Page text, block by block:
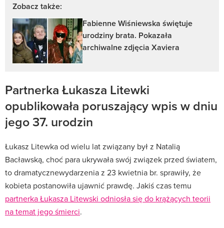
Zobacz także:
Fabienne Wiśniewska świętuje
urodziny brata. Pokazała
archiwalne zdjęcia Xaviera
Partnerka Łukasza Litewki
opublikowała poruszający wpis w dniu
jego 37. urodzin
Łukasz Litewka od wielu lat związany był z Natalią
Bacławską, choć para ukrywała swój związek przed światem,
to dramatycznewydarzenia z 23 kwietnia br. sprawiły, że
kobieta postanowiła ujawnić prawdę. Jakiś czas temu
partnerka Łukasza Litewski odniosła się do krążących teorii
na temat jego śmierci.